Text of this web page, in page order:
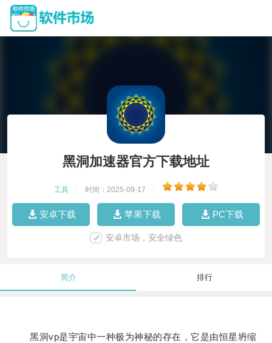
黑洞加速器官方下载地址
工具 时间：2025-09-17
安卓下载 苹果下载 PC下载
安卓市场，安全绿色
简介 排行
黑洞vp是宇宙中一种极为神秘的存在，它是由恒星坍缩